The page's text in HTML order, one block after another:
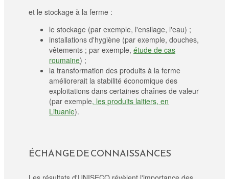
et le stockage à la ferme :
le stockage (par exemple, l'ensilage, l'eau) ;
installations d'hygiène (par exemple, douches,
vêtements ; par exemple, étude de cas
roumaine) ;
la transformation des produits à la ferme
améliorerait la stabilité économique des
exploitations dans certaines chaînes de valeur
(par exemple, les produits laitiers, en
Lituanie).
ÉCHANGE DE CONNAISSANCES